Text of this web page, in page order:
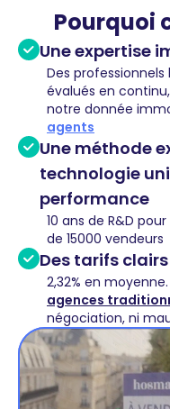
Pourquoi
Une expertise
Des
évalués en
notre donnée
agents
Une méthode
technologie
performance
10 ans de R&D
de 15000 vendeurs
Des tarifs
2,32% en moyenne.
agences
négociation, ni